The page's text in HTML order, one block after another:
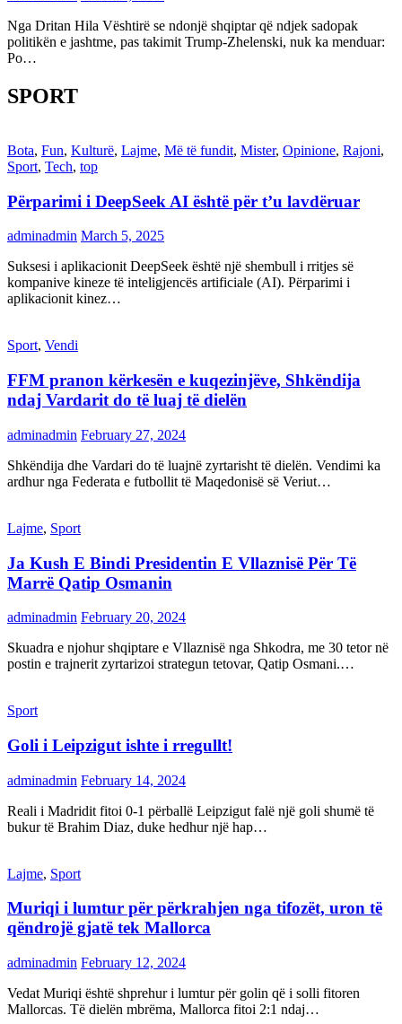
Nga Dritan Hila Vështirë se ndonjë shqiptar që ndjek sadopak
politikën e jashtme, pas takimit Trump-Zhelenski, nuk ka menduar:
Po…
SPORT
Bota, Fun, Kulturë, Lajme, Më të fundit, Mister, Opinione, Rajoni,
Sport, Tech, top
Përparimi i DeepSeek AI është për t’u lavdëruar
adminadmin March 5, 2025
Suksesi i aplikacionit DeepSeek është një shembull i rritjes së
kompanive kineze të inteligjencës artificiale (AI). Përparimi i
aplikacionit kinez…
Sport, Vendi
FFM pranon kërkesën e kuqezinjëve, Shkëndija
ndaj Vardarit do të luaj të dielën
adminadmin February 27, 2024
Shkëndija dhe Vardari do të luajnë zyrtarisht të dielën. Vendimi ka
ardhur nga Federata e futbollit të Maqedonisë së Veriut…
Lajme, Sport
Ja Kush E Bindi Presidentin E Vllaznisë Për Të
Marrë Qatip Osmanin
adminadmin February 20, 2024
Skuadra e njohur shqiptare e Vllaznisë nga Shkodra, me 30 tetor në
postin e trajnerit zyrtarizoi strategun tetovar, Qatip Osmani.…
Sport
Goli i Leipzigut ishte i rregullt!
adminadmin February 14, 2024
Reali i Madridit fitoi 0-1 përballë Leipzigut falë një goli shumë të
bukur të Brahim Diaz, duke hedhur një hap…
Lajme, Sport
Muriqi i lumtur për përkrahjen nga tifozët, uron të
qëndrojë gjatë tek Mallorca
adminadmin February 12, 2024
Vedat Muriqi është shprehur i lumtur për golin që i solli fitoren
Mallorcas. Të dielën mbrëma, Mallorca fitoi 2:1 ndaj…